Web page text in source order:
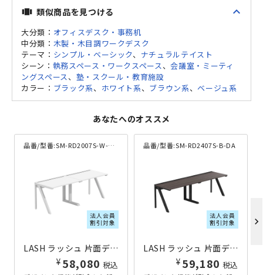
view_carousel 類似商品を見つける expand_less
大分類： オフィスデスク・事務机
中分類： 木製・木目調ワークデスク
テーマ： シンプル・ベーシック、 ナチュラルテイスト
シーン： 執務スペース・ワークスペース 、会議室・ミーティ
ングスペース 、 塾・スクール・教育施設
カラー： ブラック系、 ホワイト系、 ブラウン系、 ベージュ系
あなたへのオススメ
品番/型番:SM-RD2007S-W-WH
法人会員
割引対象
LASH ラッシュ 片面デスク ラッシュレッグタイプ W2000×D700×H720 ホワイト
¥ 58,080 税込
品番/型番:SM-RD2407S-B-DA
法人会員
割引対象
LASH ラッシュ 片面デスク ラッシュレッグタイプ W2400×D700×H720 ブラック
¥ 59,180 税込
chevron_right